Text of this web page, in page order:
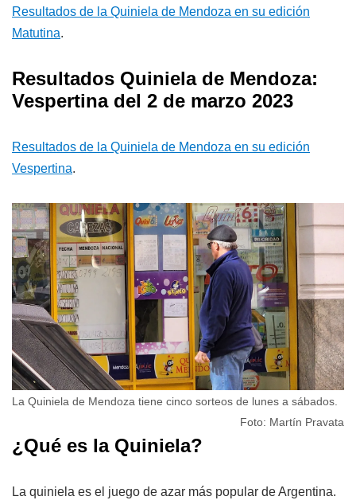
Resultados de la Quiniela de Mendoza en su edición
Matutina.
Resultados Quiniela de Mendoza:
Vespertina del 2 de marzo 2023
Resultados de la Quiniela de Mendoza en su edición
Vespertina.
La Quiniela de Mendoza tiene cinco sorteos de lunes a sábados.
Foto: Martín Pravata
¿Qué es la Quiniela?
La quiniela es el juego de azar más popular de Argentina.